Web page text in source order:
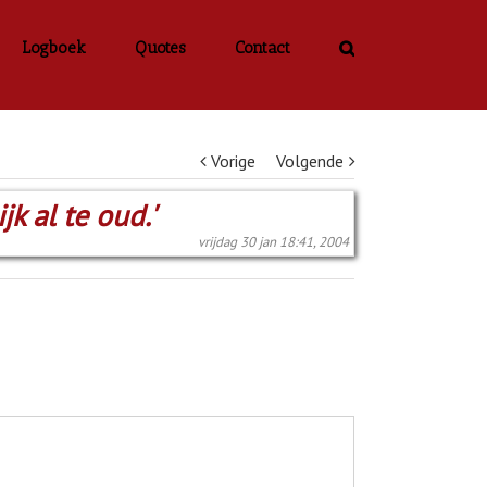
Logboek Quotes Contact
Vorige Volgende
al te oud.'
vrijdag 30 jan 18:41, 2004